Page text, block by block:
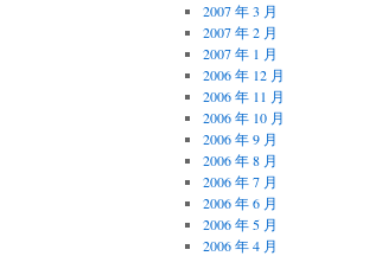
2007 年 3 月
2007 年 2 月
2007 年 1 月
2006 年 12 月
2006 年 11 月
2006 年 10 月
2006 年 9 月
2006 年 8 月
2006 年 7 月
2006 年 6 月
2006 年 5 月
2006 年 4 月